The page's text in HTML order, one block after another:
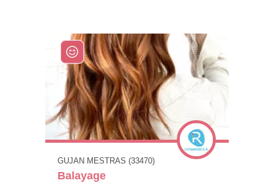
GUJAN MESTRAS (33470)
Balayage